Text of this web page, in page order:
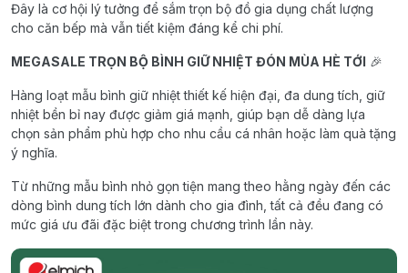
Đây là cơ hội lý tưởng để sắm trọn bộ đồ gia dụng chất lượng
cho căn bếp mà vẫn tiết kiệm đáng kể chi phí.
MEGASALE TRỌN BỘ BÌNH GIỮ NHIỆT ĐÓN MÙA HÈ TỚI 🎉
Hàng loạt mẫu bình giữ nhiệt thiết kế hiện đại, đa dung tích, giữ
nhiệt bền bỉ nay được giảm giá mạnh, giúp bạn dễ dàng lựa
chọn sản phẩm phù hợp cho nhu cầu cá nhân hoặc làm quà tặng
ý nghĩa.
Từ những mẫu bình nhỏ gọn tiện mang theo hằng ngày đến các
dòng bình dung tích lớn dành cho gia đình, tất cả đều đang có
mức giá ưu đãi đặc biệt trong chương trình lần này.